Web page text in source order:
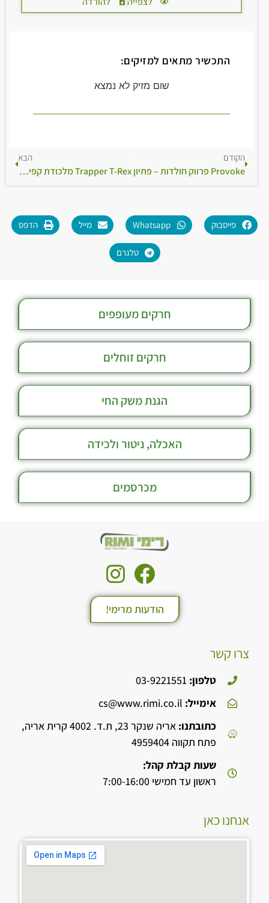
התכשיר מתאים למזיקים:
שום מזיק לא נמצא
הקודם
Provoke פרווק חולדות – פתיון
הבא
Trapper T-Rex מלכודת קפיץ לחולדות
פייסבוק Whatsapp מייל הדפס
טלגרם
חרקים מעופפים
חרקים זוחלים
הגנת משק החי
האכלה, ניטור ולכידה
מכרסמים
הודעות מרימי!
צרו קשר
טלפון:03-9221551
אימייל: cs@www.rimi.co.il
כתובתנו:
אריה שנקר 23, ת.ד. 4002 קרית אריה,
פתח תקווה 4959404
שעות קבלת קהל:
ראשון עד חמישי 7:00-16:00
אנחנו כאן